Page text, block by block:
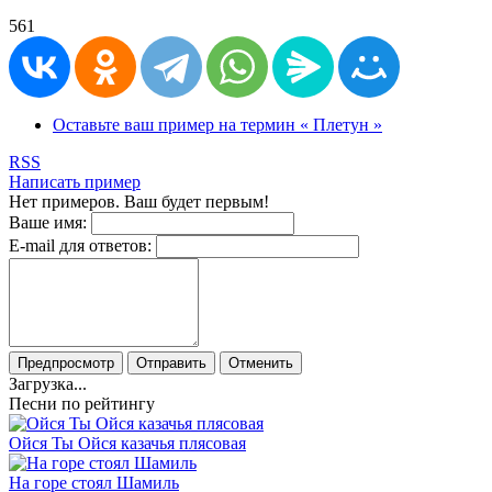
561
Оставьте ваш пример на термин « Плетун »
RSS
Написать пример
Нет примеров. Ваш будет первым!
Ваше имя:
E-mail для ответов:
Предпросмотр Отправить Отменить
Загрузка...
Песни по рейтингу
Ойся Ты Ойся казачья плясовая
На горе стоял Шамиль